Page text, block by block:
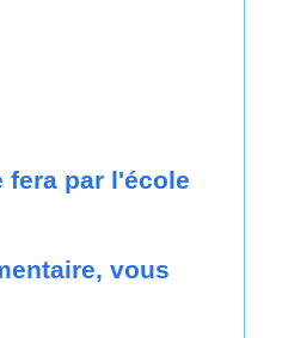
fera par l'école
vous